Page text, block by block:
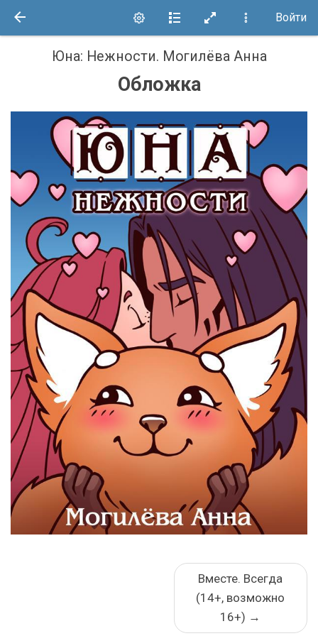
Войти
Юна: Нежности. Могилёва Анна
Обложка
Вместе. Всегда
(14+, возможно
16+) →